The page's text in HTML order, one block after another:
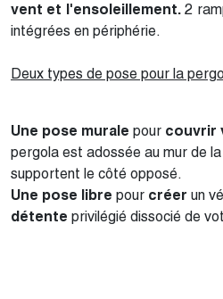
vent et l'ensoleillement.2
intégrées en périphérie.
Deux types de pose pour la
Une pose murale pour couvrir
pergola est adossée au mur de
supportent le côté opposé.
Une pose libre pour créer un
détente privilégié dissocié de